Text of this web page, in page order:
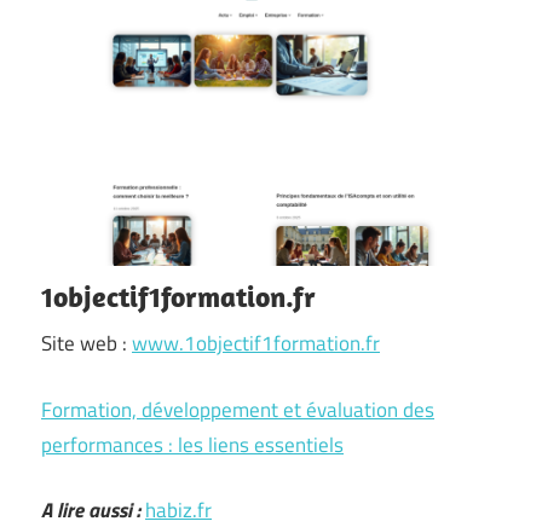
1objectif1formation.fr
Site web :www.1objectif1formation.fr
Formation, développement et évaluation des
performances : les liens essentiels
A lire aussi :habiz.fr